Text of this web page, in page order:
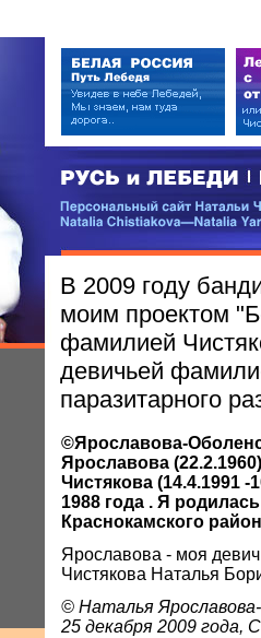
РУСЬ и ЛЕБЕДИ | RUSI —
Персональный сайт Натальи
В 2009 году
моим проектом
фамилией
девичьей
паразитарного
©Ярославова-
Ярославова
Чистякова (14.4.1991 -
1988 года . Я
Краснокамского
Ярославова - моя
Чистякова Наталья
© Наталья
25 декабря 2009 года,